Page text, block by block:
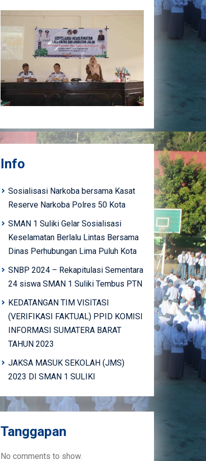
Info
Sosialisasi Narkoba bersama Kasat
Reserve Narkoba Polres 50 Kota
SMAN 1 Suliki Gelar Sosialisasi
Keselamatan Berlalu Lintas Bersama
Dinas Perhubungan Lima Puluh Kota
SNBP 2024 – Rekapitulasi Sementara
24 siswa SMAN 1 Suliki Tembus PTN
KEDATANGAN TIM VISITASI
(VERIFIKASI FAKTUAL) PPID KOMISI
INFORMASI SUMATERA BARAT
TAHUN 2023
JAKSA MASUK SEKOLAH (JMS)
2023 DI SMAN 1 SULIKI
Tanggapan
No comments to show.